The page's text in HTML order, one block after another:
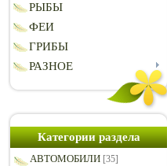
РЫБЫ
ФЕИ
ГРИБЫ
РАЗНОЕ
Категории раздела
АВТОМОБИЛИ [35]